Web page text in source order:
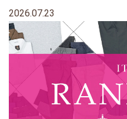
2026.07.23